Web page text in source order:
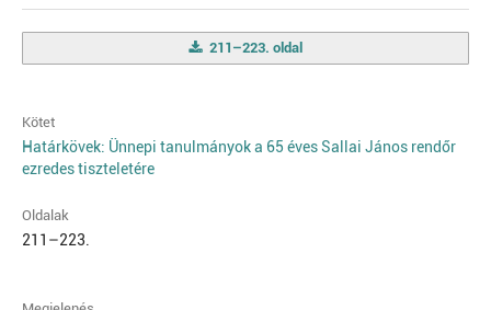
211–223. oldal
Kötet
Határkövek: Ünnepi tanulmányok a 65 éves Sallai János rendőr
ezredes tiszteletére
Oldalak
211–223.